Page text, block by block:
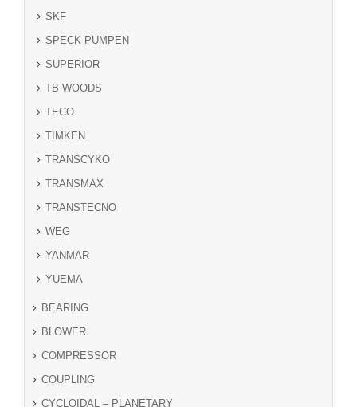
SKF
SPECK PUMPEN
SUPERIOR
TB WOODS
TECO
TIMKEN
TRANSCYKO
TRANSMAX
TRANSTECNO
WEG
YANMAR
YUEMA
BEARING
BLOWER
COMPRESSOR
COUPLING
CYCLOIDAL – PLANETARY